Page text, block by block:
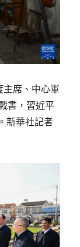
主席、中心軍
書，習近平
新華社記者